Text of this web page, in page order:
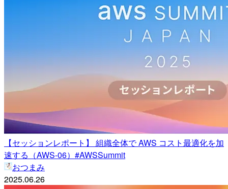
【セッションレポート】 組織全体で AWS コスト最適化を加
速する（AWS-06）#AWSSummit
おつまみ
2025.06.26